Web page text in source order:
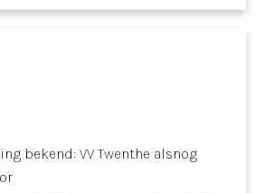
bekend: VV Twenthe alsnog